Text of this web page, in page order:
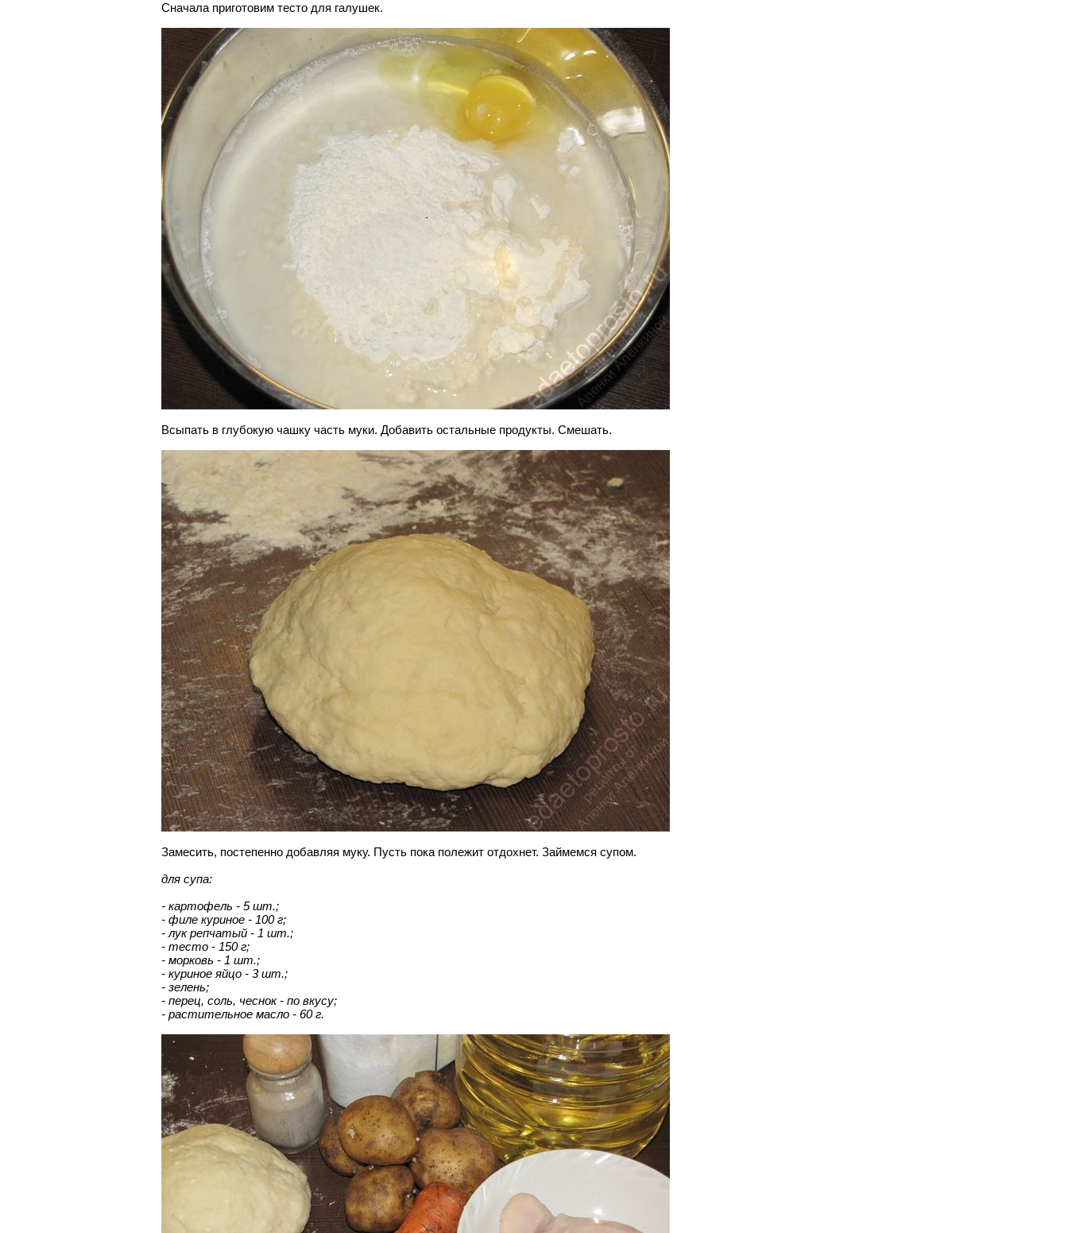
Сначала приготовим тесто для галушек.
Всыпать в глубокую чашку часть муки. Добавить остальные продукты. Смешать.
Замесить, постепенно добавляя муку. Пусть пока полежит отдохнет. Займемся супом.
для супа:
- картофель - 5 шт.;
- филе куриное - 100 г;
- лук репчатый - 1 шт.;
- тесто - 150 г;
- морковь - 1 шт.;
- куриное яйцо - 3 шт.;
- зелень;
- перец, соль, чеснок - по вкусу;
- растительное масло - 60 г.